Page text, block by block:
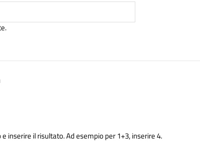
inserire il risultato. Ad esempio per 1+3, inserire 4.